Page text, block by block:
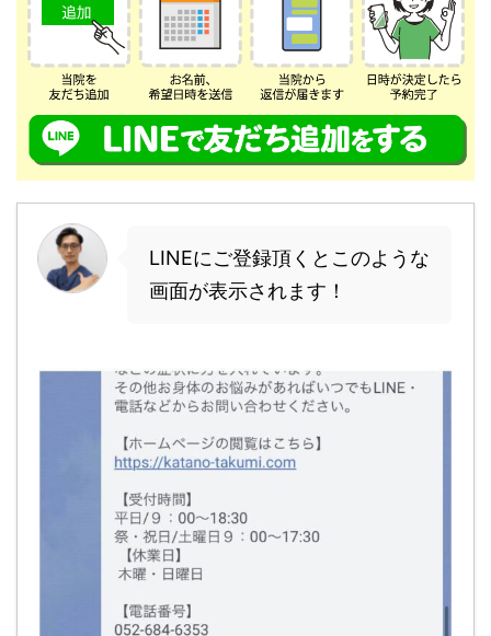
LINEにご登録頂くとこのような
画面が表示されます！